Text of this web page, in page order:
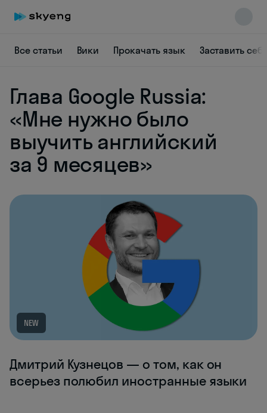
Все статьи Вики Прокачать язык Заставить
Глава Google Russia:
«Мне нужно было
выучить английский
за 9 месяцев»
NEW
Дмитрий Кузнецов — о том, как он
всерьез полюбил иностранные языки
Skyeng Chat
online